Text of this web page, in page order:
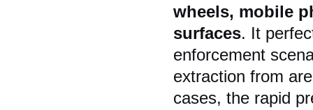
wheels, mobile
surfaces. It
enforcement
extraction from
cases, the rapid